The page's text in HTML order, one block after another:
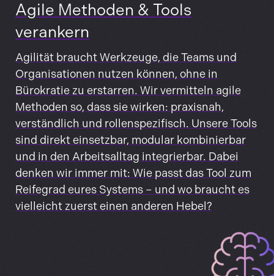
Agile Methoden & Tools
verankern
Agilität braucht Werkzeuge, die Teams und
Organisationen nutzen können, ohne in
Bürokratie zu erstarren. Wir vermitteln agile
Methoden so, dass sie wirken: praxisnah,
verständlich und rollenspezifisch. Unsere Tools
sind direkt einsetzbar, modular kombinierbar
und in den Arbeitsalltag integrierbar. Dabei
denken wir immer mit: Wie passt das Tool zum
Reifegrad eures Systems – und wo braucht es
vielleicht zuerst einen anderen Hebel?